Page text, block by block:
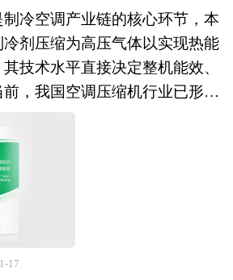
怎么处理？中日关系怎么处
、世界战略。亚太金融组织、
OPEC，那叫地缘战略。党的
家发展战略。长三角珠三角环
略，市域战略，底下还有县域战
织战略。一个城市的发展，它没
，它没有明确的发展思路，它就
济发展就一定受影响。到深圳去
热很热。到珠海去看，经济相对
差别这么大？一是区域产业战
刊杂志的基础信息以及取暖器
和提供的大量资料。对我国取
入的分析，为取暖器产业投资
。为战略投资者选择恰当的投
策依据，同时对银行信贷部门也
。
司凭借AI算法、柔性电子、多
入，在智能监护、健康监测等
创新。渠道端，线下母婴连锁
型，通过睡眠监测体验舱、辅
出AI育儿顾问自动生成个性化
提升。但行业仍面临技术标准不
约跨设备协同、医疗级监测资质
互技术成熟度不足等深层挑战。
数据运营与情感交互将成为重塑
的核心主线。技术层面，多模
属感； 4、提高公司（发行
知名度，赢取顾客信供应商的
的透明度，有助于银行以较有
； 6、创业板上市发行人的披
使公司的效率得以提高，藉以改
讯管理及营运系统，公司运作更
业板上市融资筹集资本，使企
做大做强，成为长寿百年企业。
市可以考虑在深圳企业板、美国
券交易市场，每个市场的创业板
均有所不同。 在这里我们就
冷空调产业链的核心环节，本
剂压缩为高压气体以实现热能
技术水平直接决定整机能效、
，我国空调压缩机行业已形成
缩机占据绝对主导地位，商用及
现多技术路线并存格局。产业格
度持续提升，头部企业凭借规模
垂直一体化能力构筑起较高壁
端精密铸件、稀土永磁材料与下
系日趋紧密，产业链生态呈现
17